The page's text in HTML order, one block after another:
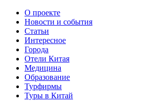
О проекте
Новости и события
Статьи
Интересное
Города
Отели Китая
Медицина
Образование
Турфирмы
Туры в Китай